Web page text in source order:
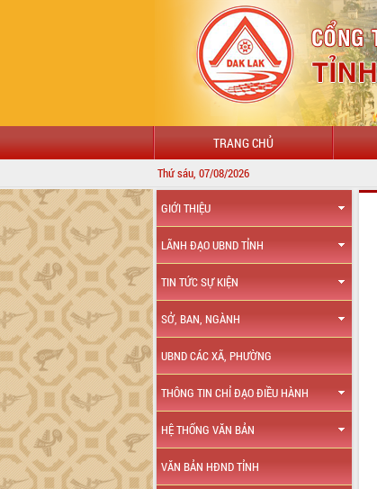
TRANG CHỦ
Thứ sáu, 07/08/2026
GIỚI THIỆU
LÃNH ĐẠO UBND TỈNH
TIN TỨC SỰ KIỆN
SỞ, BAN, NGÀNH
UBND CÁC XÃ, PHƯỜNG
THÔNG TIN CHỈ ĐẠO ĐIỀU HÀNH
HỆ THỐNG VĂN BẢN
VĂN BẢN HĐND TỈNH